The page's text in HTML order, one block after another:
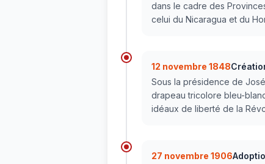
dans le cadre des
celui du Nicaragua et du
12 novembre 1848
Sous la présidence de
drapeau tricolore bleu-
idéaux de liberté de la
27 novembre 1906